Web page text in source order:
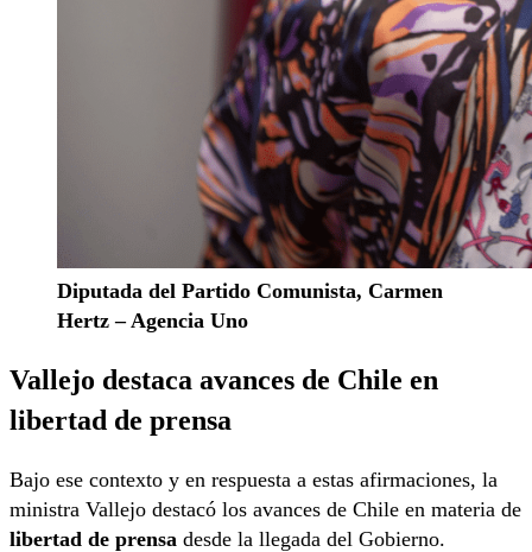
Diputada del Partido Comunista, Carmen
Hertz – Agencia Uno
Vallejo destaca avances de Chile en
libertad de prensa
Bajo ese contexto y en respuesta a estas afirmaciones, la
ministra Vallejo destacó los avances de Chile en materia de
libertad de prensa desde la llegada del Gobierno.